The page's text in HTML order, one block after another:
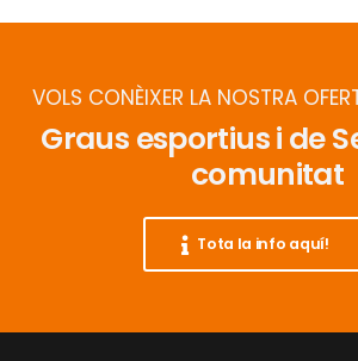
VOLS CONÈIXER LA NOSTRA
Graus esportius i de
comunitat
Tota la info aquí!